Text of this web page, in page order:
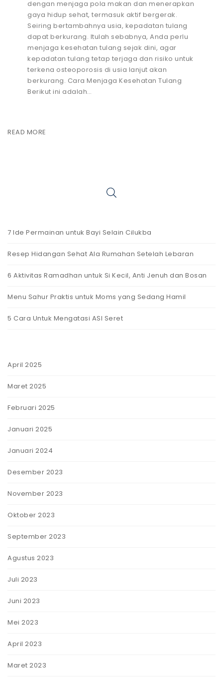
dengan menjaga pola makan dan menerapkan
gaya hidup sehat, termasuk aktif bergerak.
Seiring bertambahnya usia, kepadatan tulang
dapat berkurang. Itulah sebabnya, Anda perlu
menjaga kesehatan tulang sejak dini, agar
kepadatan tulang tetap terjaga dan risiko untuk
terkena osteoporosis di usia lanjut akan
berkurang. Cara Menjaga Kesehatan Tulang
Berikut ini adalah…
READ MORE
7 Ide Permainan untuk Bayi Selain Cilukba
Resep Hidangan Sehat Ala Rumahan Setelah Lebaran
6 Aktivitas Ramadhan untuk Si Kecil, Anti Jenuh dan Bosan
Menu Sahur Praktis untuk Moms yang Sedang Hamil
5 Cara Untuk Mengatasi ASI Seret
April 2025
Maret 2025
Februari 2025
Januari 2025
Januari 2024
Desember 2023
November 2023
Oktober 2023
September 2023
Agustus 2023
Juli 2023
Juni 2023
Mei 2023
April 2023
Maret 2023